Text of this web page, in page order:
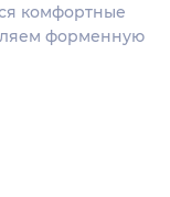
комфортные
форменную